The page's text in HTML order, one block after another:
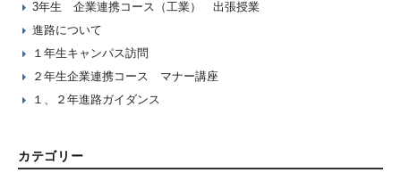
3年生 企業連携コース（工業） 出張授業
進路について
１年生キャンパス訪問
２年生企業連携コース マナー講座
１、２年進路ガイダンス
カテゴリー